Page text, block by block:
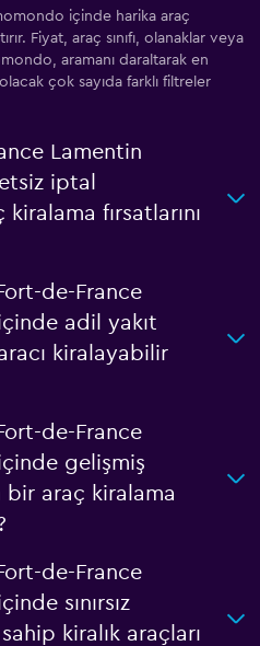
içinde harika araç
Fiyat, araç sınıfı, olanaklar veya
aramanı daraltarak en
çok sayıda farklı filtreler
Lamentin
iptal
fırsatlarını
de-France
adil yakıt
kiralayabilir
de-France
gelişmiş
bir araç kiralama
de-France
sınırsız
kiralık araçları